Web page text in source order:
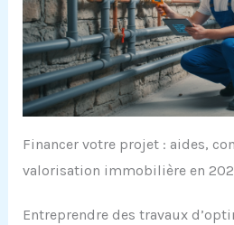
Financer votre projet : aides,
valorisation immobilière en
Entreprendre des travaux